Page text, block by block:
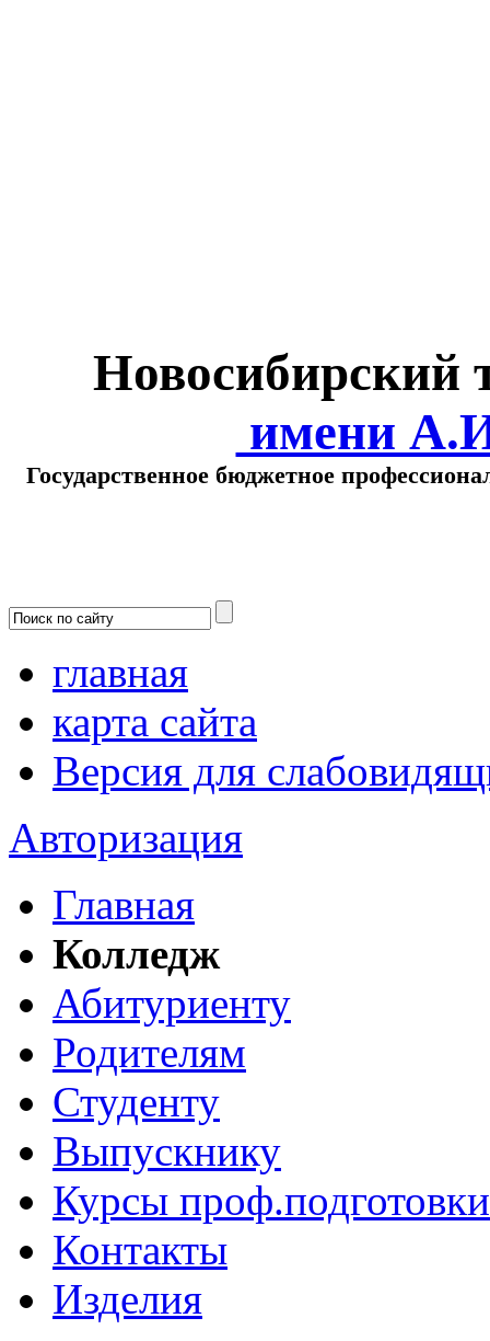
Новосибирский
имени
Государственное бюджетное
главная
карта сайта
Версия для
Авторизация
Главная
Колледж
Абитуриенту
Родителям
Студенту
Выпускнику
Курсы проф.подготовки
Контакты
Изделия